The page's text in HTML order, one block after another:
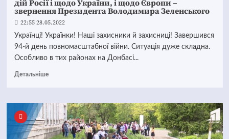
дій Росії і щодо України, і щодо Європи –
звернення Президента Володимира Зеленського
22:55 28.05.2022
Українці! Українки! Наші захисники й захисниці! Завершився
94-й день повномасштабної війни. Ситуація дуже складна.
Особливо в тих районах на Донбасі...
Детальніше